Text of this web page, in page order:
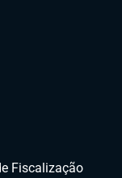
Fiscalização